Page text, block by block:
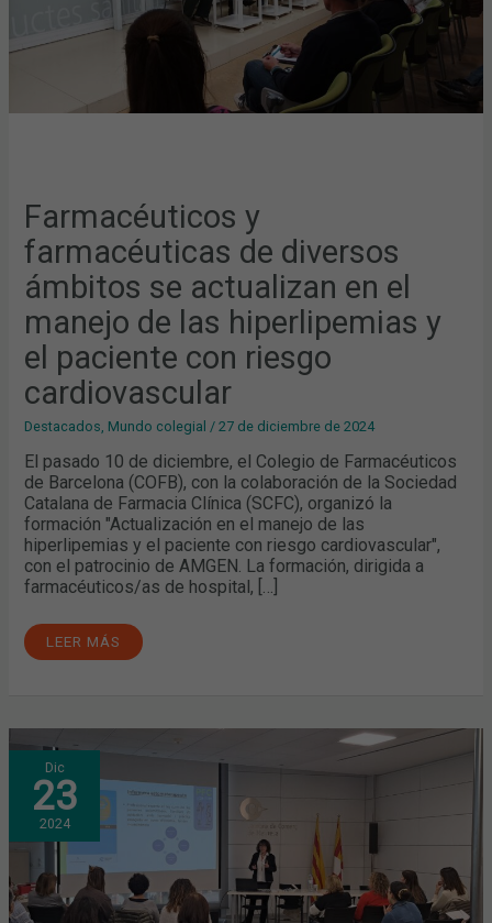
Farmacéuticos y
farmacéuticas de diversos
ámbitos se actualizan en el
manejo de las hiperlipemias y
el paciente con riesgo
cardiovascular
Destacados, Mundo colegial /27 de diciembre de 2024
El pasado 10 de diciembre, el Colegio de Farmacéuticos
de Barcelona (COFB), con la colaboración de la Sociedad
Catalana de Farmacia Clínica (SCFC), organizó la
formación "Actualización en el manejo de las
hiperlipemias y el paciente con riesgo cardiovascular",
con el patrocinio de AMGEN. La formación, dirigida a
farmacéuticos/as de hospital, […]
LAS
HIPERLIPEMIAS
PACIENTE
CON
LEER MÁS
Dic
23
2024
¿QUÉ
DEBEMOS
SABER
SOBRE
LAS
OSTOMÍAS?
NUEVA
FORMACIÓN
DEL
COFB
EN
MANRESA